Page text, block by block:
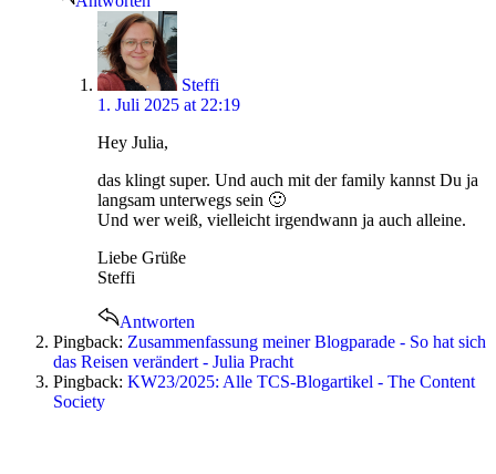
says:
Steffi
1. Juli 2025 at 22:19
Hey Julia,
das klingt super. Und auch mit der family kannst Du ja
langsam unterwegs sein 🙂
Und wer weiß, vielleicht irgendwann ja auch alleine.
Liebe Grüße
Steffi
Antworten
Pingback: Zusammenfassung meiner Blogparade - So hat sich
das Reisen verändert - Julia Pracht
Pingback: KW23/2025: Alle TCS-Blogartikel - The Content
Society